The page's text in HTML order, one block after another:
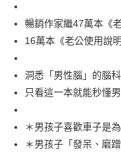
每筆NT$100，滿
暢銷作家繼47萬本《
16萬本《老公使用說
洞悉「男性腦」的腦
只看這一本就能秒懂男
＊男孩子喜歡車子是
＊男孩子「發呆、磨